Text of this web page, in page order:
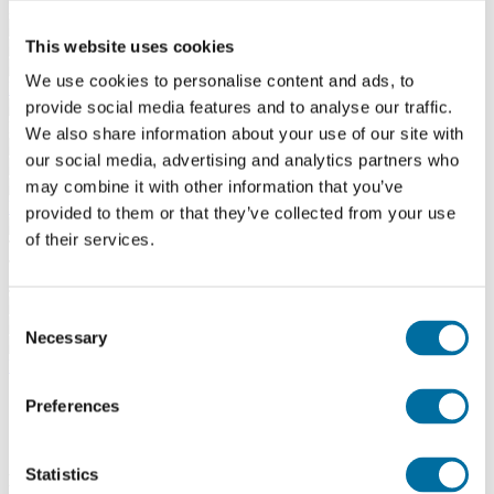
This website uses cookies
We use cookies to personalise content and ads, to
provide social media features and to analyse our traffic.
We also share information about your use of our site with
our social media, advertising and analytics partners who
may combine it with other information that you’ve
provided to them or that they’ve collected from your use
of their services.
Selection
Necessary
Preferences
Statistics
227522351
Kup teraz
MOLARR EWA STEFAŃSKA
Kopernika 55, 90-553 Łódź
426710207
sklep@molarr.pl
Kup teraz
Opis produktu
Przechowywanie